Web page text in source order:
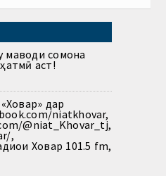
маводи сомона
аст!
дар
niatkhovar,
@niat_Khovar_tj,
,
Ховар 101.5 fm,